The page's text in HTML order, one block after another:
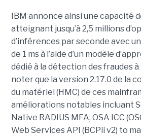
IBM annonce ainsi une capacité
atteignant jusqu’à 2,5 millions
d’inférences par seconde avec
de 1 ms à l’aide d’un modèle
dédié à la détection des fraudes
noter que la version 2.17.0 de la
du matériel (HMC) de ces
améliorations notables incluant
Native RADIUS MFA, OSA ICC
Web Services API (BCPii v2) to